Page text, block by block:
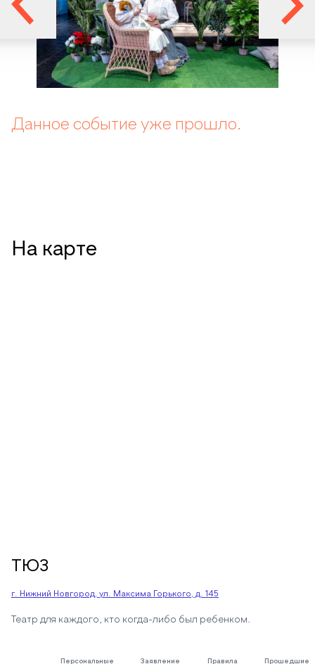
Данное событие уже прошло.
На карте
ТЮЗ
г. Нижний Новгород, ул. Максима Горького, д. 145
Театр для каждого, кто когда-либо был ребенком.
Персональные Заявление Правила Прошедшие